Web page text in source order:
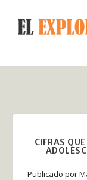
CIFRAS
Publicado por